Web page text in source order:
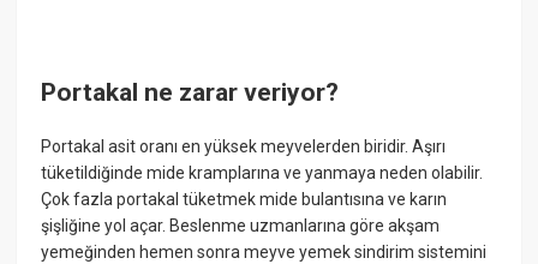
Portakal ne zarar veriyor?
Portakal asit oranı en yüksek meyvelerden biridir. Aşırı
tüketildiğinde mide kramplarına ve yanmaya neden olabilir.
Çok fazla portakal tüketmek mide bulantısına ve karın
şişliğine yol açar. Beslenme uzmanlarına göre akşam
yemeğinden hemen sonra meyve yemek sindirim sistemini